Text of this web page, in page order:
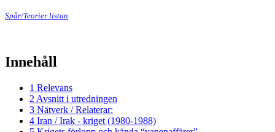
Spår/Teorier listan
Innehåll
1 Relevans
2 Avsnitt i utredningen
3 Nätverk / Relaterar:
4 Iran / Irak - kriget (1980-1988)